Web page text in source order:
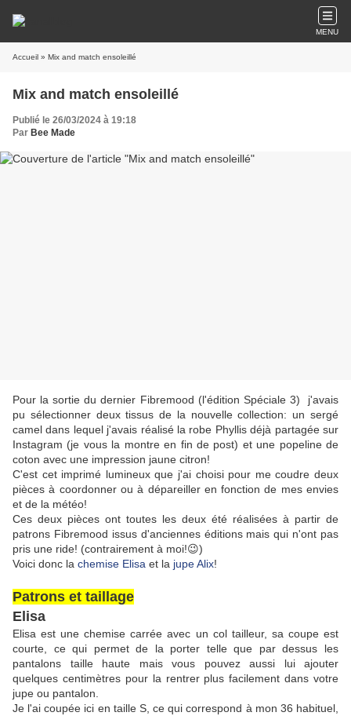
MENU
Accueil » Mix and match ensoleillé
Mix and match ensoleillé
Publié le 26/03/2024 à 19:18
Par Bee Made
Pour la sortie du dernier Fibremood (l'édition Spéciale 3) j'avais
pu sélectionner deux tissus de la nouvelle collection: un sergé
camel dans lequel j'avais réalisé la robe Phyllis déjà partagée sur
Instagram (je vous la montre en fin de post) et une popeline de
coton avec une impression jaune citron!
C'est cet imprimé lumineux que j'ai choisi pour me coudre deux
pièces à coordonner ou à dépareiller en fonction de mes envies
et de la météo!
Ces deux pièces ont toutes les deux été réalisées à partir de
patrons Fibremood issus d'anciennes éditions mais qui n'ont pas
pris une ride! (contrairement à moi!😉)
Voici donc la chemise Elisa et la jupe Alix!
Patrons et taillage
Elisa
Elisa est une chemise carrée avec un col tailleur, sa coupe est
courte, ce qui permet de la porter telle que par dessus les
pantalons taille haute mais vous pouvez aussi lui ajouter
quelques centimètres pour la rentrer plus facilement dans votre
jupe ou pantalon.
Je l'ai coupée ici en taille S, ce qui correspond à mon 36 habituel,